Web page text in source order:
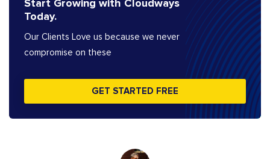
Start Growing with Cloudways
Today.
Our Clients Love us because we never
compromise on these
GET STARTED FREE